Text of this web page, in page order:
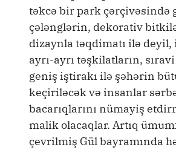
təkcə bir park çərçivəsində
çələnglərin, dekorativ
dizaynla təqdimatı ilə
ayrı-ayrı təşkilatların,
geniş iştirakı ilə şəhərin
keçiriləcək və insanlar
bacarıqlarını nümayiş
malik olacaqlar. Artıq
çevrilmiş Gül bayramında